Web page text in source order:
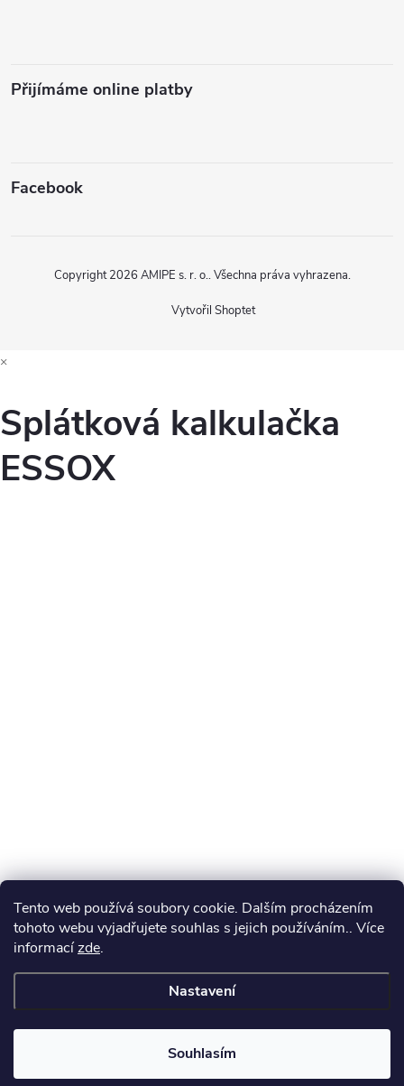
Tento web používá soubory cookie. Dalším procházením
tohoto webu vyjadřujete souhlas s jejich používáním.. Více
informacízde.
Nastavení
Souhlasím
Přijímáme online platby
Facebook
Vytvořil Shoptet
Copyright 2026 AMIPE s. r. o.. Všechna práva vyhrazena.
×
Splátková kalkulačka
ESSOX